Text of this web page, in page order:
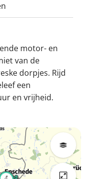
motor- en
van de
dorpjes. Rijd
een
en vrijheid.